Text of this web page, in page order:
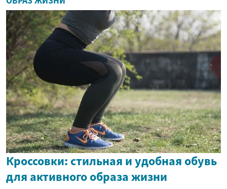
Кроссовки: стильная и удобная обувь
для активного образа жизни